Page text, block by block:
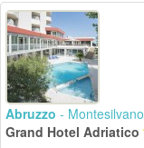
Abruzzo - Montesilvano
Grand Hotel Adriatico